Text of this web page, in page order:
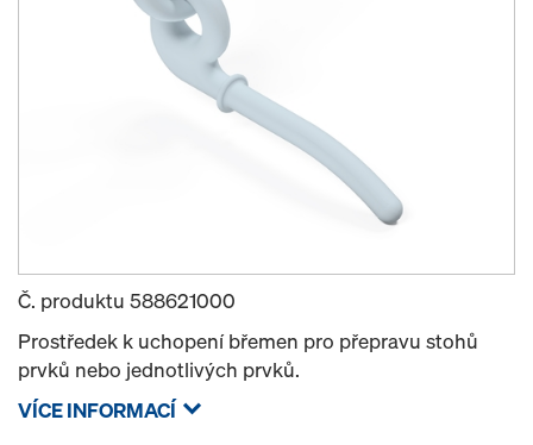
Č. produktu 588621000
Prostředek k uchopení břemen pro přepravu stohů
prvků nebo jednotlivých prvků.
VÍCE INFORMACÍ